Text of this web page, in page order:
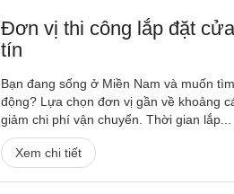
Đơn vị thi công lắp đặt
tín
Bạn đang sống ở Miền Nam và muốn
động? Lựa chọn đơn vị gần về khoảng
giảm chi phí vận chuyển. Thời gian lắp...
Xem chi tiết